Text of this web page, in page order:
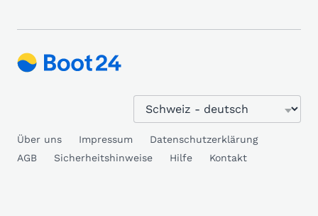
Über uns Impressum
Datenschutzerklärung
AGB
Sicherheitshinweise Hilfe Kontakt